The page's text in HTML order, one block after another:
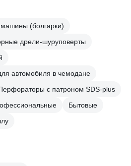
(болгарки)
дрели-шуруповерты
автомобиля в чемодане
с патроном SDS-plus
Бытовые